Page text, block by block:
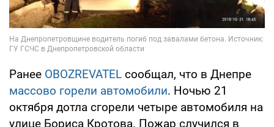
Ранее OBOZREVATEL сообщал, что в Днепре
массово горели автомобили. Ночью 21
октября дотла сгорели четыре автомобиля на
улице Бориса Кротова. Пожар случился в